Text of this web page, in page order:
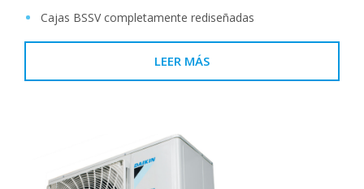
Cajas BSSV completamente rediseñadas
LEER MÁS